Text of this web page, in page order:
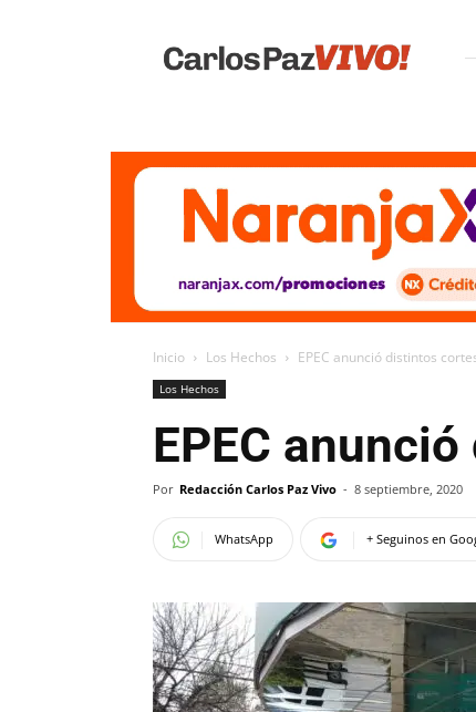
Vivo
Inicio Los Hechos EPEC anunció distintos
Los Hechos
EPEC
Por Redacción Carlos Paz Vivo - 8 septiembre, 2020
WhatsApp + Seguinos en